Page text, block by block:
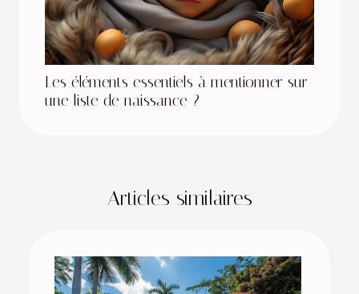
Les éléments essentiels à mentionner sur
une liste de naissance ?
Articles similaires